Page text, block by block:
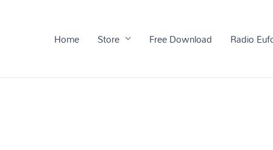
Home Store Free Download Radio